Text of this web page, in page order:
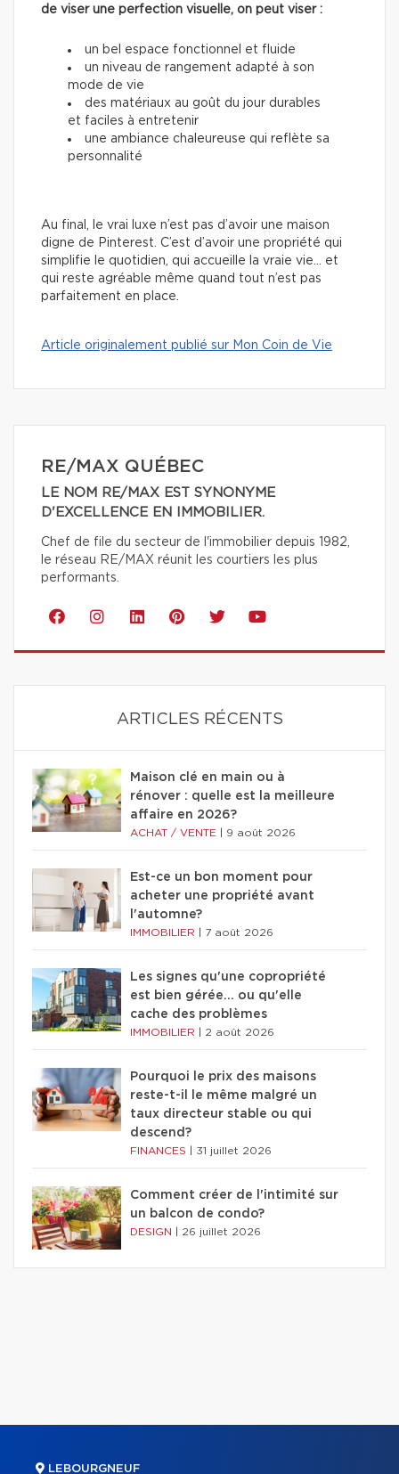
de viser une perfection visuelle, on peut viser :
un bel espace fonctionnel et fluide
un niveau de rangement adapté à son
mode de vie
des matériaux au goût du jour durables
et faciles à entretenir
une ambiance chaleureuse qui reflète sa
personnalité
Au final, le vrai luxe n’est pas d’avoir une maison
digne de Pinterest. C’est d’avoir une propriété qui
simplifie le quotidien, qui accueille la vraie vie… et
qui reste agréable même quand tout n’est pas
parfaitement en place.
Article originalement publié sur Mon Coin de Vie
RE/MAX QUÉBEC
LE NOM RE/MAX EST SYNONYME
D'EXCELLENCE EN IMMOBILIER.
Chef de file du secteur de l'immobilier depuis 1982,
le réseau RE/MAX réunit les courtiers les plus
performants.
ARTICLES RÉCENTS
Maison clé en main ou à
rénover : quelle est la meilleure
affaire en 2026?
ACHAT / VENTE 9 août 2026
Est-ce un bon moment pour
acheter une propriété avant
l'automne?
IMMOBILIER 7 août 2026
Les signes qu'une copropriété
est bien gérée… ou qu'elle
cache des problèmes
IMMOBILIER 2 août 2026
Pourquoi le prix des maisons
reste-t-il le même malgré un
taux directeur stable ou qui
descend?
FINANCES 31 juillet 2026
Comment créer de l'intimité sur
un balcon de condo?
DESIGN 26 juillet 2026
LEBOURGNEUF